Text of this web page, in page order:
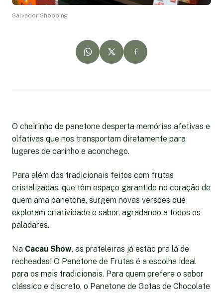
Salvador Shopping
O cheirinho de panetone desperta memórias afetivas e
olfativas que nos transportam diretamente para
lugares de carinho e aconchego.
Para além dos tradicionais feitos com frutas
cristalizadas, que têm espaço garantido no coração de
quem ama panetone, surgem novas versões que
exploram criatividade e sabor, agradando a todos os
paladares.
Na Cacau Show, as prateleiras já estão pra lá de
recheadas! O Panetone de Frutas é a escolha ideal
para os mais tradicionais. Para quem prefere o sabor
clássico e discreto, o Panetone de Gotas de Chocolate